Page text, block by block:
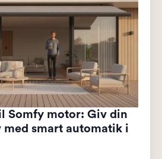
Somfy motor: Giv din
smart automatik i